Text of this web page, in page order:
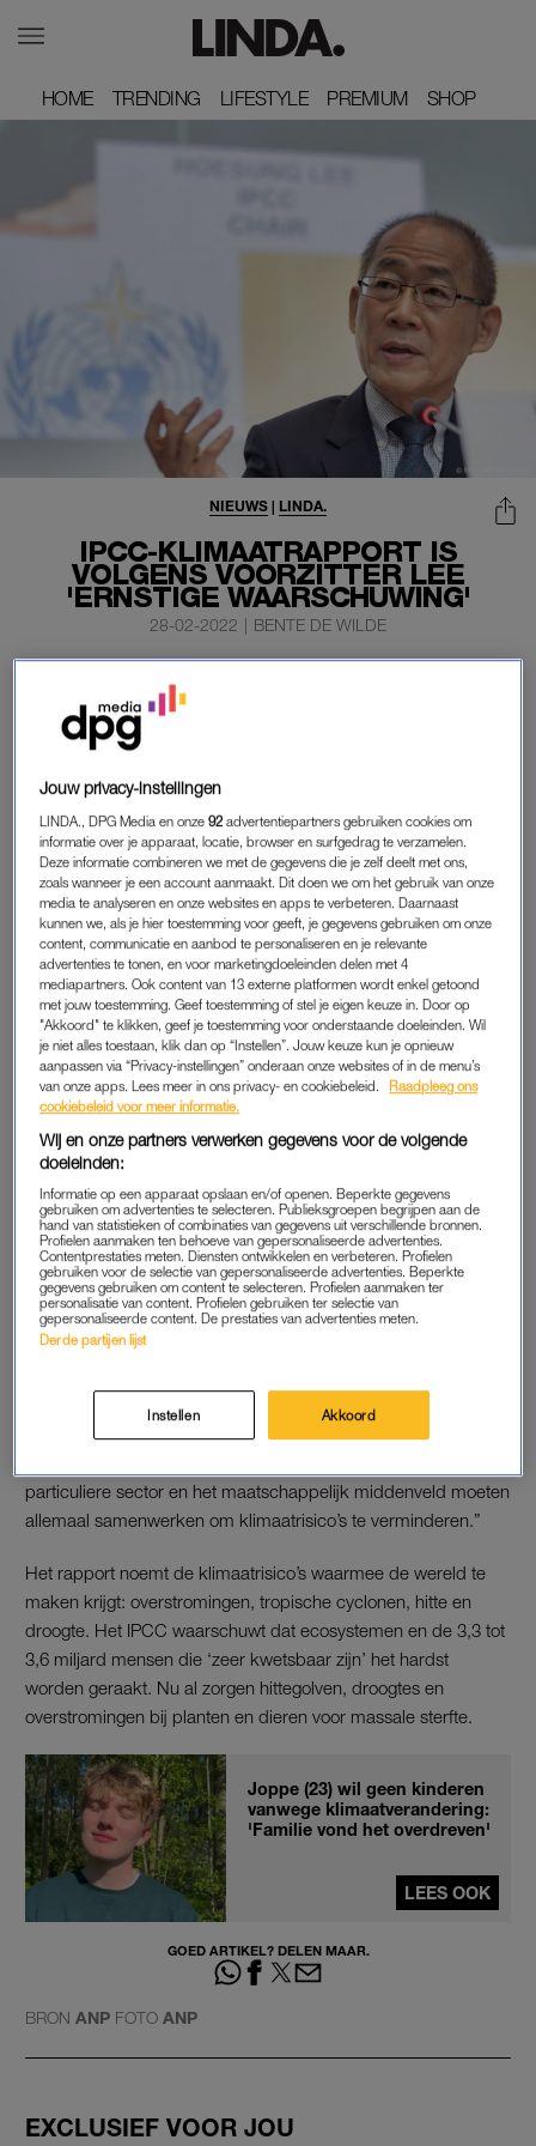
HOME
HOME TRENDING
TRENDING LIFESTYLE
LIFESTYLE PREMIUM
PREMIUM SHOP
SHOP
IPCC-KLIMAATRAPPORT IS
VOLGENS VOORZITTER LEE
'ERNSTIGE WAARSCHUWING'
NIEUWS | LINDA.
28-02-2022 | BENTE DE WILDE
‘Een ernstige waarschuwing’, zo noemt de voorzitter
van het VN-klimaatpanel IPCC Hoesung Lee het nieuwe
IPCC-rapport. Volgens hem laat het rapport zien wat de
klimaatverandering.
“Onze acties van vandaag zullen bepalen hoe mensen zich
aanpassen en hoe de natuur reageert op toenemende
klimaatrisico’s”, stelt de voorzitter.
IPCC-KLIMAATRAPPORT
Het IPCC-rapport onderstreept opnieuw hoe belangrijk het is
om de opwarming van de aarde tot 1,5 graden Celsius te
beperken. Zelfs als het opwarmingsniveau tijdelijk
“waarvan sommige onomkeerbaar zullen zijn”, aldus het
“Klimaatverandering vormt een toenemende bedreiging voor
ons welzijn en gezonde planeet”, zegt voorzitter Lee. “Halve
maatregelen zijn geen optie meer.”
Vicevoorzitter van de werkgroep die het rapport heeft
geschreven, Debra Roberts, benadrukt dat iedereen nodig is
particuliere sector en het maatschappelijk middenveld moeten
allemaal samenwerken om klimaatrisico’s te verminderen.”
Het rapport noemt de klimaatrisico’s waarmee de wereld te
maken krijgt: overstromingen, tropische cyclonen, hitte en
droogte. Het IPCC waarschuwt dat ecosystemen en de 3,3 tot
3,6 miljard mensen die ‘zeer kwetsbaar zijn’ het hardst
worden geraakt. Nu al zorgen hittegolven, droogtes en
overstromingen bij planten en dieren voor massale sterfte.
Joppe (23) wil geen kinderen
vanwege klimaatverandering:
'Familie vond het overdreven'
LEES OOK
GOED ARTIKEL? DELEN MAAR.
BRON ANP FOTO ANP
EXCLUSIEF VOOR JOU
Jouw privacy-instellingen
LINDA., DPG Media en onze92 advertentiepartners gebruiken cookies om
informatie over je apparaat, locatie, browser en surfgedrag te verzamelen.
Deze informatie combineren we met de gegevens die je zelf deelt met ons,
zoals wanneer je een account aanmaakt. Dit doen we om het gebruik van onze
media te analyseren en onze websites en apps te verbeteren. Daarnaast
kunnen we, als je hier toestemming voor geeft, je gegevens gebruiken om onze
content, communicatie en aanbod te personaliseren en je relevante
advertenties te tonen, en voor marketingdoeleinden delen met 4
mediapartners. Ook content van 13 externe platformen wordt enkel getoond
met jouw toestemming. Geef toestemming of stel je eigen keuze in. Door op
"Akkoord" te klikken, geef je toestemming voor onderstaande doeleinden. Wil
je niet alles toestaan, klik dan op “Instellen”. Jouw keuze kun je opnieuw
aanpassen via “Privacy-instellingen” onderaan onze websites of in de menu’s
van onze apps. Lees meer in ons privacy- en cookiebeleid.
Raadpleeg ons
cookiebeleid voor meer informatie.
Wij en onze partners verwerken gegevens voor de volgende
doeleinden:
Informatie op een apparaat opslaan en/of openen. Beperkte gegevens
gebruiken om advertenties te selecteren. Publieksgroepen begrijpen aan de
hand van statistieken of combinaties van gegevens uit verschillende bronnen.
Profielen aanmaken ten behoeve van gepersonaliseerde advertenties.
Contentprestaties meten. Diensten ontwikkelen en verbeteren. Profielen
gebruiken voor de selectie van gepersonaliseerde advertenties. Beperkte
gegevens gebruiken om content te selecteren. Profielen aanmaken ter
personalisatie van content. Profielen gebruiken ter selectie van
gepersonaliseerde content. De prestaties van advertenties meten.
Derde partijen lijst
Instellen Akkoord